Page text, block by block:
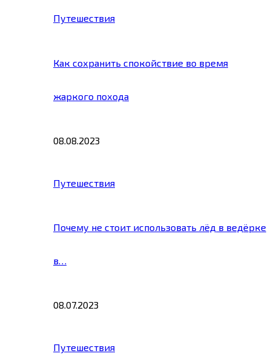
Путешествия
Как сохранить спокойствие во время
жаркого похода
08.08.2023
Путешествия
Почему не стоит использовать лёд в ведёрке
в…
08.07.2023
Путешествия